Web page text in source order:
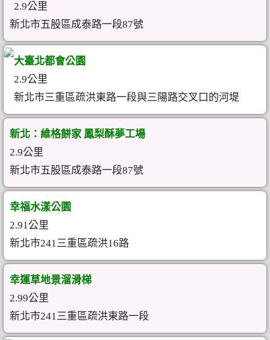
2.9公里
新北市五股區成泰路一段87號
大臺北都會公園
2.9公里
新北市三重區疏洪東路一段與三陽路交叉口的河堤
新北：維格餅家 鳳梨酥夢工場
2.9公里
新北市五股區成泰路一段87號
幸福水漾公園
2.91公里
新北市241三重區疏洪16路
幸運草地景溜滑梯
2.99公里
新北市241三重區疏洪東路一段